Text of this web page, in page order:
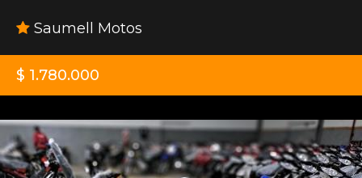
Saumell Motos
$ 1.780.000